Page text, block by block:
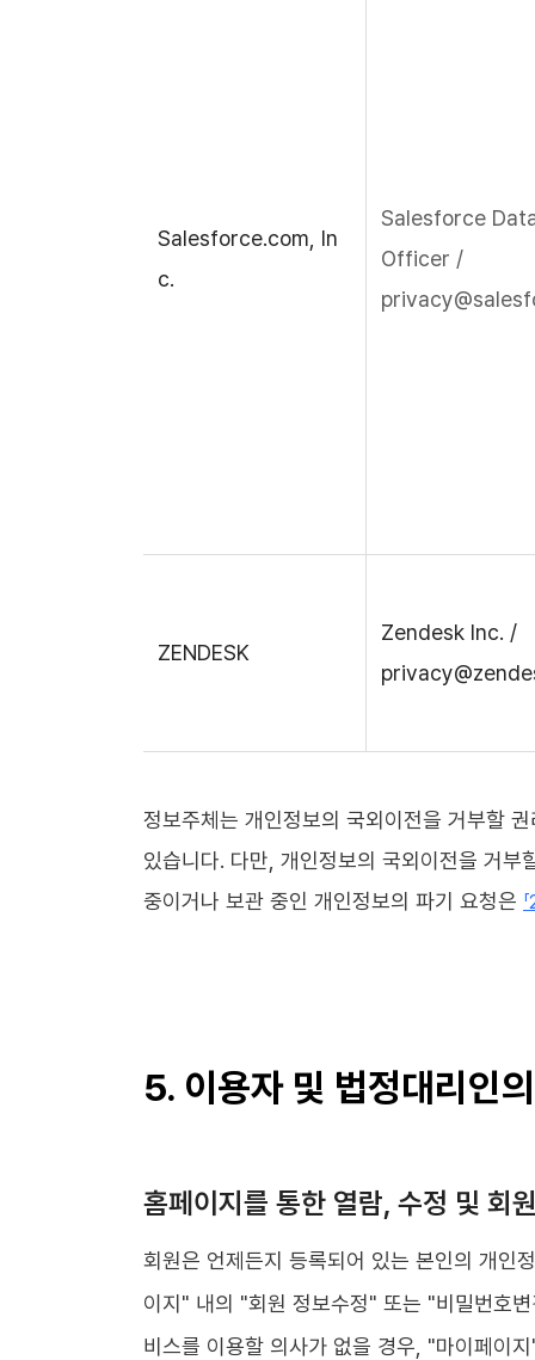
Salesforce.com, In
c.
Salesforce
Officer /
ZENDESK
Zendesk Inc. /
정보주체는 개인정보의 국외이전을 거부할
있습니다. 다만, 개인정보의 국외이전을 거
중이거나 보관 중인 개인정보의 파기 요청은
5. 이용자 및 법정대리인
홈페이지를 통한 열람, 수정 및 회
회원은 언제든지 등록되어 있는 본인의 개인
이지" 내의 "회원 정보수정" 또는 "비밀번호
비스를 이용할 의사가 없을 경우, "마이페이